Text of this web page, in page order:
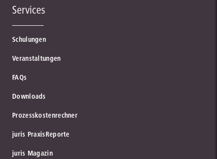
Services
Schulungen
Veranstaltungen
FAQs
Downloads
Prozesskostenrechner
juris PraxisReporte
juris Magazin